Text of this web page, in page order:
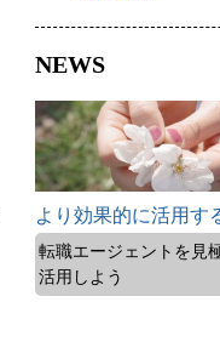
NEWS
より効果的に活用す
転職エージェントを見
活用しよう